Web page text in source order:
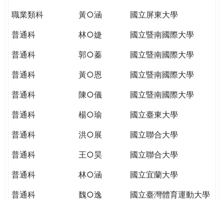
職業類科
黃○涵
國立屏東大學
普通科
林○婕
國立暨南國際大學
普通科
郭○蓁
國立暨南國際大學
普通科
黃○恩
國立暨南國際大學
普通科
陳○儀
國立暨南國際大學
普通科
楊○瑜
國立臺東大學
普通科
洪○展
國立聯合大學
普通科
王○昊
國立聯合大學
普通科
林○涵
國立宜蘭大學
普通科
魏○逸
國立臺灣體育運動大學